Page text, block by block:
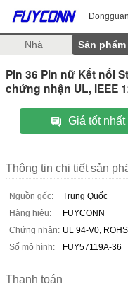
Nhà Sản phẩm
Pin 36 Pin nữ Kết nối
chứng nhận UL, IEEE
Giá tốt nhất
Thông tin chi tiết sản
Nguồn gốc:
Trung Quốc
Hàng hiệu:
FUYCONN
Chứng nhận: UL 94-V0,
Số mô hình:
FUY57119A-36
Thanh toán